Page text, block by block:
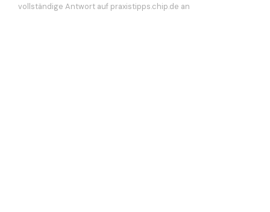
vollständige Antwort auf praxistipps.chip.de an